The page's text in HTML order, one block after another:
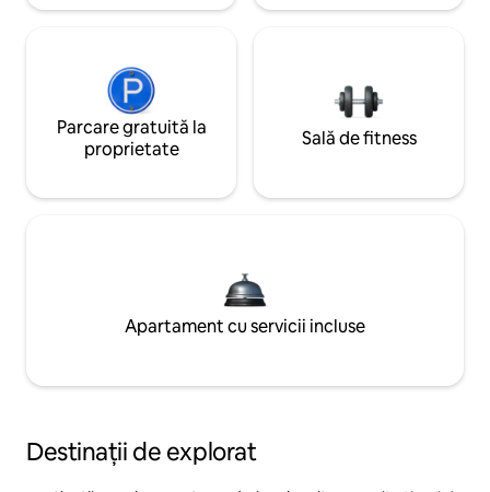
Parcare gratuită la
proprietate
Sală de fitness
Apartament cu servicii incluse
Destinații de explorat